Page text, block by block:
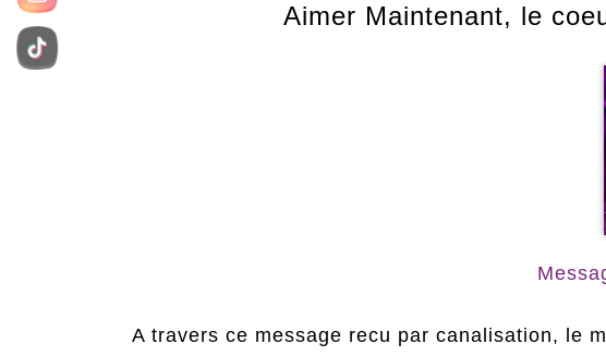
Aimer Maintenant, le
A travers ce message recu par canalisation, le